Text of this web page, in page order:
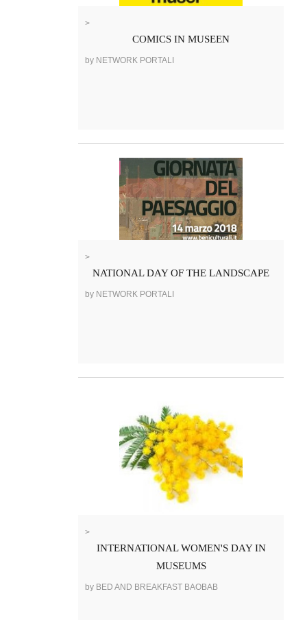
>
COMICS IN MUSEEN
by NETWORK PORTALI
>
NATIONAL DAY OF THE LANDSCAPE
by NETWORK PORTALI
>
INTERNATIONAL WOMEN'S DAY IN
MUSEUMS
by BED AND BREAKFAST BAOBAB